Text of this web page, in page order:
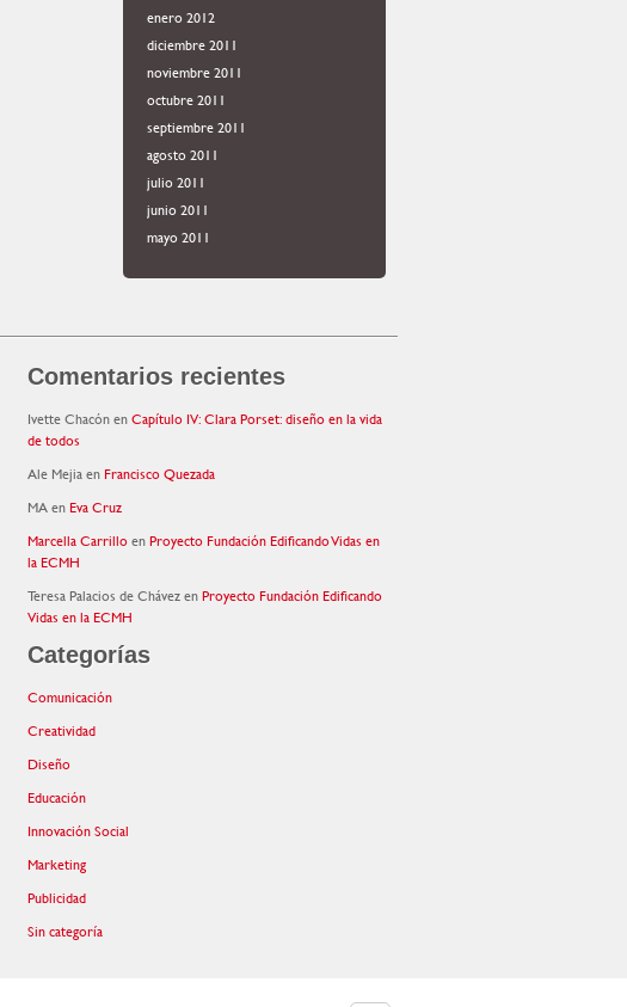
enero 2012
diciembre 2011
noviembre 2011
octubre 2011
septiembre 2011
agosto 2011
julio 2011
junio 2011
mayo 2011
Comentarios recientes
Ivette Chacón en Capítulo IV: Clara Porset: diseño en la vida
de todos
Ale Mejia en Francisco Quezada
MA en Eva Cruz
Marcella Carrillo en Proyecto Fundación Edificando Vidas en
la ECMH
Teresa Palacios de Chávez en Proyecto Fundación Edificando
Vidas en la ECMH
Categorías
Comunicación
Creatividad
Diseño
Educación
Innovación Social
Marketing
Publicidad
Sin categoría